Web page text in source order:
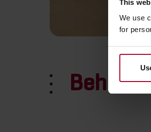
This
We use
for